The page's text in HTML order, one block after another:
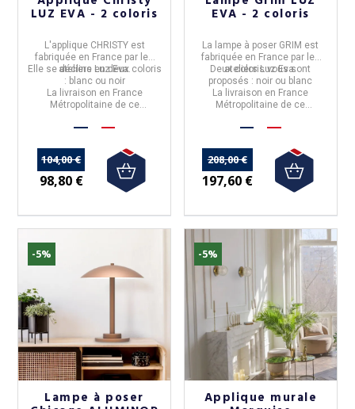
LUZ EVA - 2 coloris
L'applique CHRISTY est
fabriquée en France par les
ateliers Luz Eva.
Elle se décline en deux coloris
: blanc ou noir
La livraison en France
Métropolitaine de ce
104,00 €
98,80 €
EVA - 2 coloris
La lampe à poser GRIM est
fabriquée en Francepar les
ateliersLuz Eva.
Deux coloris vous sont
proposés : noir ou blanc
La livraison en France
Métropolitaine de ce
208,00 €
197,60 €
-5%
Lampe à poser
-5%
Applique murale